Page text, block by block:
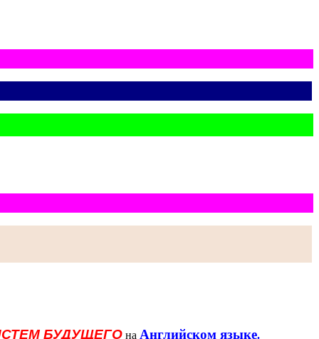
БУДУЩЕГО на Английском языке.